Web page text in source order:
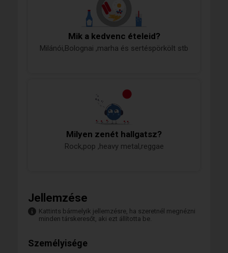
Mik a kedvenc ételeid?
Milánói,Bolognai ,marha és sertéspörkölt stb
Milyen zenét hallgatsz?
Rock,pop ,heavy metal,reggae
Jellemzése
Kattints bármelyik jellemzésre, ha szeretnél megnézni
minden társkeresőt, aki ezt állította be.
Személyisége